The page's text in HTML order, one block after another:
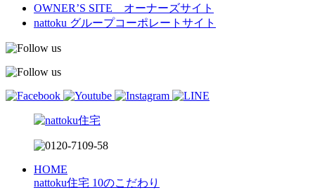
OWNER’S SITE オーナーズサイト
nattoku グループコーポレートサイト
HOME
nattoku住宅 10のこだわり